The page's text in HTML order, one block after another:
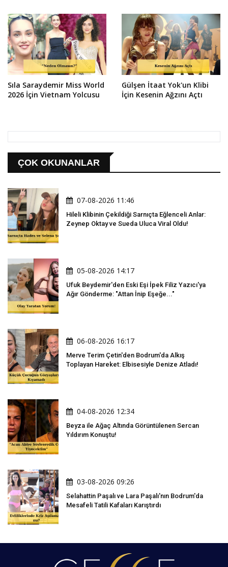
Sıla Saraydemir Miss World
2026 İçin Vietnam Yolcusu
Gülşen İtaat Yok'un Klibi
İçin Kesenin Ağzını Açtı
ÇOK OKUNANLAR
07-08-2026 11:46
Hileli Klibinin Çekildiği Sarnıçta Eğlenceli Anlar:
Zeynep Oktay ve Sueda Uluca Viral Oldu!
05-08-2026 14:17
Ufuk Beydemir'den Eski Eşi İpek Filiz Yazıcı'ya
Ağır Gönderme: "Attan İnip Eşeğe..."
06-08-2026 16:17
Merve Terim Çetin'den Bodrum'da Alkış
Toplayan Hareket: Elbisesiyle Denize Atladı!
04-08-2026 12:34
Beyza ile Ağaç Altında Görüntülenen Sercan
Yıldırım Konuştu!
03-08-2026 09:26
Selahattin Paşalı ve Lara Paşalı'nın Bodrum'da
Mesafeli Tatili Kafaları Karıştırdı